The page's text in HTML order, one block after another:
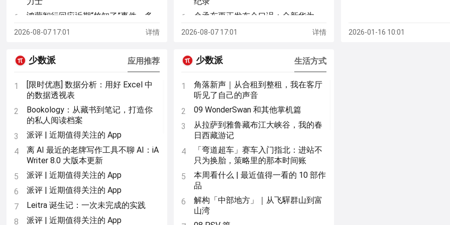
6
鸿蒙智行回应近期“竹知了”事件，多
8
不开空调室温 25℃：江苏徐州一小区
消息称张一鸣内部下死命令：就算模
型暂时落后，字节跳动也不会依赖 AI
蒸馏技术
华为余承东：内存高昂涨价，手机之
后可能都要大规模涨价
11
喊出“鼓励真牛逼，打击吹牛逼”口号
后，小米徐洁云称提升澎程新车宣传
图品质是重大课题
12
2026 年 7 月汽车销量 / 交付汇总：北
（持续更新）
2026-08-07 17:01 详情
6
余承东更正发布会口误：全新华为
24999 元，不是 2499 元
单后，彭博社称美国 AI 领先中国固有
8
25.99 万元！小米澎程 N70 Max 大五
座四驱增程 SUV 预售价格公布
9
张雪预告首款电摩：价格 3W+ 的大
踏板，续航 300km、电机功率 50kW
网传智驾车辆“小蓝灯”不符合国标要
求，后续将禁止乘用车安装
任正非：τ 定律是华为可以选择的唯
一一条突围道路
国产科幻电影《群星闪耀时》上映 2
天宣布撤档，豆瓣评分 7.5
2026-08-07 17:01 详情 2026-01-16 10:01
少数派 应用推荐
1
[限时优惠] 数据分析：用好 Excel 中
的数据透视表
2
Bookology：从藏书到笔记，打造你
的私人阅读档案
3
派评 | 近期值得关注的 App
4
离 AI 最近的老牌写作工具不聊 AI：iA
Writer 8.0 大版本更新
5
派评 | 近期值得关注的 App
6
派评 | 近期值得关注的 App
7
Leitra 诞生记：一次未完成的实践
8
派评 | 近期值得关注的 App
少数派 生活方式
1
角落新声｜从合租到整租，我在客厅
听见了自己的声音
2
09 WonderSwan 和其他掌机篇
3
从拉萨到雅鲁藏布江大峡谷，我的春
日西藏游记
4
「弯道超车」赛车入门指北：进站不
只为换胎，策略里的那本时间账
5
本周看什么 | 最近值得一看的 10 部作
品
6
解构「中部地方」｜从飞驒群山到富
山湾